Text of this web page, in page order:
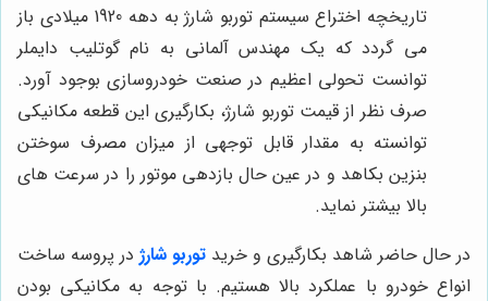
تاریخچه اختراع سیستم توربو شارژ به دهه 1920 میلادی باز
می گردد که یک مهندس آلمانی به نام گوتلیب دایملر
توانست تحولی اعظیم در صنعت خودروسازی بوجود آورد.
صرف نظر از قیمت توربو شارژ، بکارگیری این قطعه مکانیکی
توانسته به مقدار قابل توجهی از میزان مصرف سوختن
بنزین بکاهد و در عین حال بازدهی موتور را در سرعت های
بالا بیشتر نماید.
در حال حاضر شاهد بکارگیری و خرید توربو شارژ در پروسه ساخت
انواع خودرو با عملکرد بالا هستیم. با توجه به مکانیکی بودن